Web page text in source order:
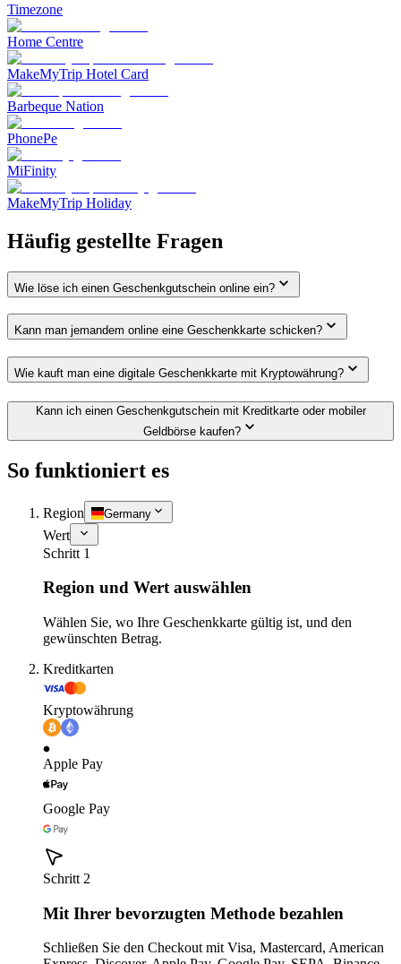
Timezone
Home Centre
MakeMyTrip Hotel Card
Barbeque Nation
PhonePe
MiFinity
MakeMyTrip Holiday
Häufig gestellte Fragen
Wie löse ich einen Geschenkgutschein online ein?
Kann man jemandem online eine Geschenkkarte schicken?
Wie kauft man eine digitale Geschenkkarte mit Kryptowährung?
Kann ich einen Geschenkgutschein mit Kreditkarte oder mobiler
Geldbörse kaufen?
So funktioniert es
Region Germany
Wert
Schritt 1
Region und Wert auswählen
Wählen Sie, wo Ihre Geschenkkarte gültig ist, und den
gewünschten Betrag.
Kreditkarten
Kryptowährung
Apple Pay
Google Pay
Schritt 2
Mit Ihrer bevorzugten Methode bezahlen
Schließen Sie den Checkout mit Visa, Mastercard, American